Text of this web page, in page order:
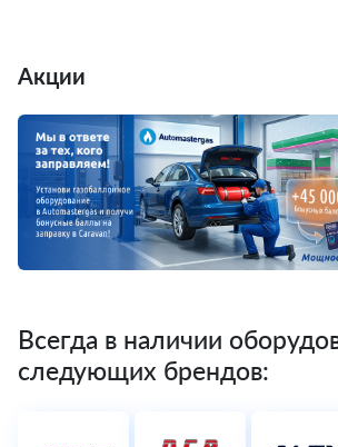
Акции
Всегда в наличии
следующих брендов: